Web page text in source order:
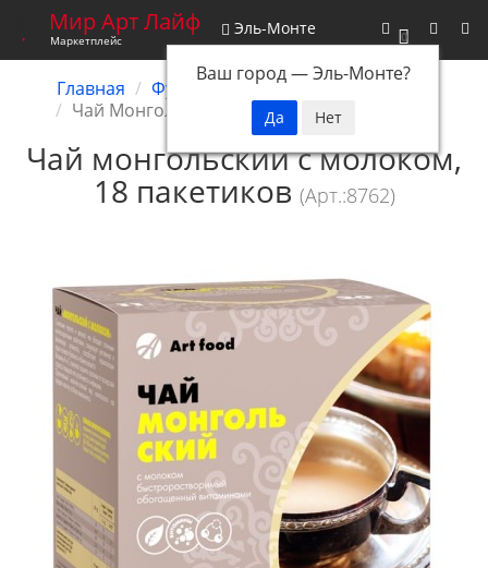
0
Мир Арт Лайф
Маркетплейс
Эль-Монте
Ваш город —Эль-Монте?
Главная Функциональное питание
Чай Монгольский с молоком, 18 пакетиков
Чай монгольский с молоком,
18 пакетиков (Арт.:8762)